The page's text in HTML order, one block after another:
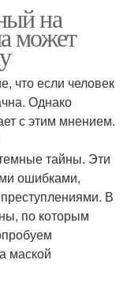
на
может
что если человек
Однако
с этим мнением.
тайны. Эти
ошибками,
В
по которым
маской